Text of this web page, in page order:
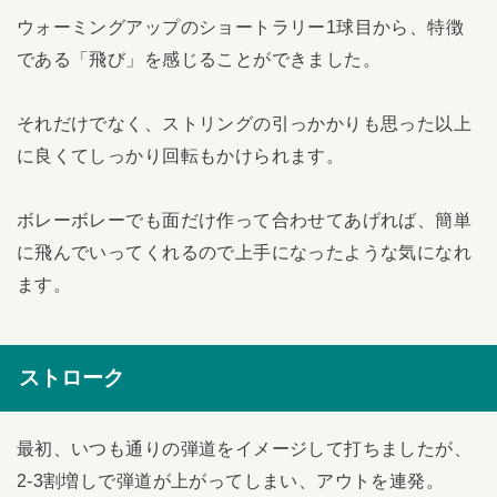
ウォーミングアップのショートラリー1球目から、特徴
である「飛び」を感じることができました。
それだけでなく、ストリングの引っかかりも思った以上
に良くてしっかり回転もかけられます。
ボレーボレーでも面だけ作って合わせてあげれば、簡単
に飛んでいってくれるので上手になったような気になれ
ます。
ストローク
最初、いつも通りの弾道をイメージして打ちましたが、
2-3割増しで弾道が上がってしまい、アウトを連発。